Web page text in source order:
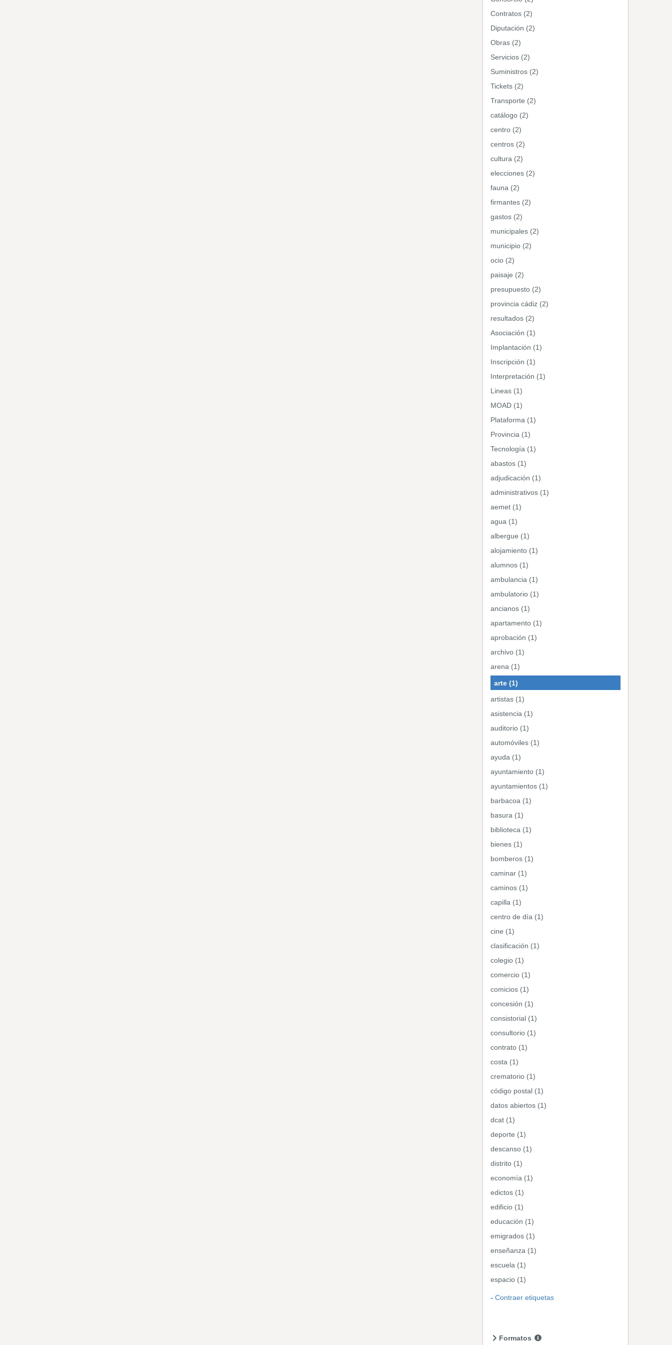
Contratos (2)
Diputación (2)
Obras (2)
Servicios (2)
Suministros (2)
Tickets (2)
Transporte (2)
catálogo (2)
centro (2)
centros (2)
cultura (2)
elecciones (2)
fauna (2)
firmantes (2)
gastos (2)
municipales (2)
municipio (2)
ocio (2)
paisaje (2)
presupuesto (2)
provincia cádiz (2)
resultados (2)
Asociación (1)
Implantación (1)
Inscripción (1)
Interpretación (1)
Lineas (1)
MOAD (1)
Plataforma (1)
Provincia (1)
Tecnología (1)
abastos (1)
adjudicación (1)
administrativos (1)
aemet (1)
agua (1)
albergue (1)
alojamiento (1)
alumnos (1)
ambulancia (1)
ambulatorio (1)
ancianos (1)
apartamento (1)
aprobación (1)
archivo (1)
arena (1)
arte (1)
artistas (1)
asistencia (1)
auditorio (1)
automóviles (1)
ayuda (1)
ayuntamiento (1)
ayuntamientos (1)
barbacoa (1)
basura (1)
biblioteca (1)
bienes (1)
bomberos (1)
caminar (1)
caminos (1)
capilla (1)
centro de día (1)
cine (1)
clasificación (1)
colegio (1)
comercio (1)
comicios (1)
concesión (1)
consistorial (1)
consultorio (1)
contrato (1)
costa (1)
crematorio (1)
código postal (1)
datos abiertos (1)
dcat (1)
deporte (1)
descanso (1)
distrito (1)
economía (1)
edictos (1)
edificio (1)
educación (1)
emigrados (1)
enseñanza (1)
escuela (1)
espacio (1)
Contraer etiquetas
Formatos